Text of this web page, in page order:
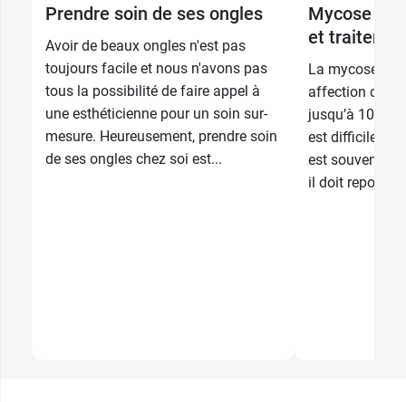
Prendre soin de ses ongles
Avoir de beaux ongles n'est pas
toujours facile et nous n'avons pas
tous la possibilité de faire appel à
une esthéticienne pour un soin sur-
mesure. Heureusement, prendre soin
de ses ongles chez soi est...
Mycose
et traiter
La mycose
affection
jusqu’à 10 %
est difficile à
est souvent
il doit reposer